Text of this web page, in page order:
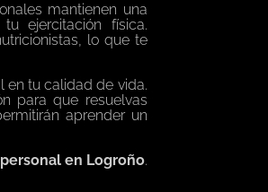
mantienen una
ejercitación física.
lo que te
en tu calidad de vida.
para que resuelvas
aprender un
en Logroño.